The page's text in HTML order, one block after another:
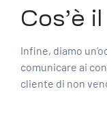
Cos’è
Infine, diamo
comunicare ai
cliente di non